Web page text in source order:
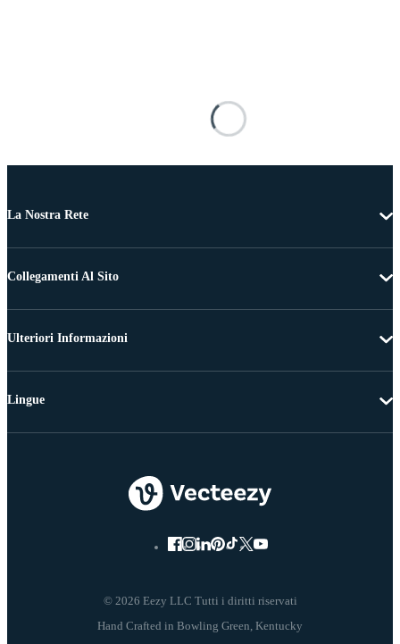
La Nostra Rete
Collegamenti Al Sito
Ulteriori Informazioni
© 2026 Eezy LLC Tutti i diritti riservati
Lingue